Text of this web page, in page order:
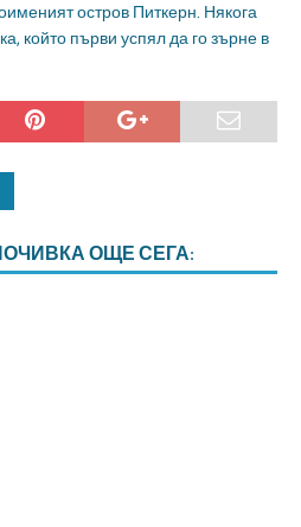
остров Питкерн. Някога
който първи успял да го зърне в
ОЩЕ СЕГА: